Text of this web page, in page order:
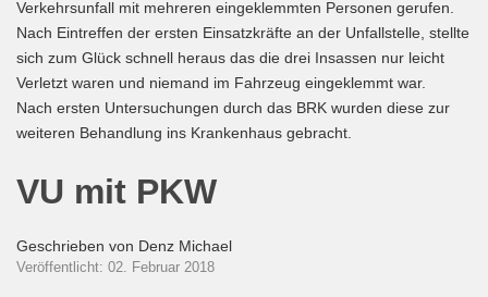
Verkehrsunfall mit mehreren eingeklemmten Personen gerufen.
Nach Eintreffen der ersten Einsatzkräfte an der Unfallstelle, stellte
sich zum Glück schnell heraus das die drei Insassen nur leicht
Verletzt waren und niemand im Fahrzeug eingeklemmt war.
Nach ersten Untersuchungen durch das BRK wurden diese zur
weiteren Behandlung ins Krankenhaus gebracht.
VU mit PKW
Geschrieben von Denz Michael
Veröffentlicht: 02. Februar 2018